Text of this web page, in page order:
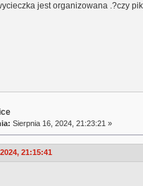
jest organizowana .?czy
Sierpnia 16, 2024, 21:23:21 »
21:15:41